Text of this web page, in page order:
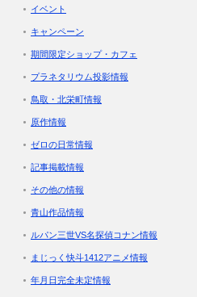
イベント
キャンペーン
期間限定ショップ・カフェ
プラネタリウム投影情報
鳥取・北栄町情報
原作情報
ゼロの日常情報
記事掲載情報
その他の情報
青山作品情報
ルパン三世VS名探偵コナン情報
まじっく快斗1412アニメ情報
年月日完全未定情報